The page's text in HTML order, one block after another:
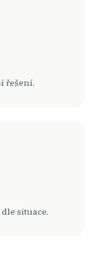
řešení.
situace.